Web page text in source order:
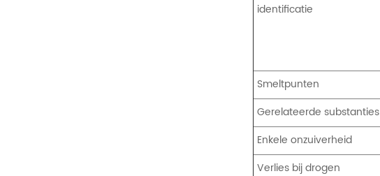
identificatie
Smeltpunten
Gerelateerde substanties
Enkele onzuiverheid
Verlies bij drogen